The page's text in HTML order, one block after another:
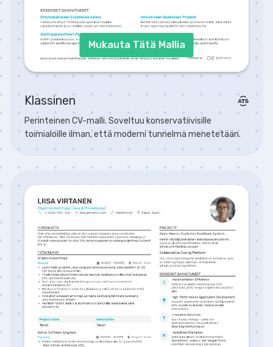
Mukauta Tätä Mallia
Klassinen
Perinteinen CV-malli. Soveltuu konservatiivisille
toimialoille ilman, että moderni tunnelma menetetään.